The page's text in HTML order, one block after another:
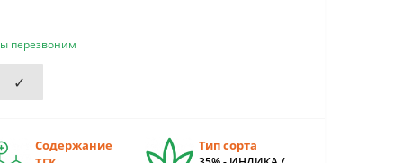
перезвоним
✓
Содержание
Тип сорта